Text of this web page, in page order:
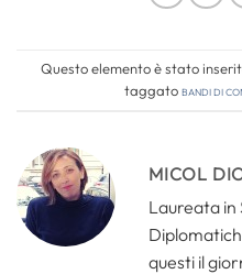
Questo elemento è stato
taggatobandi di
MICOL
Laureata in
questi il